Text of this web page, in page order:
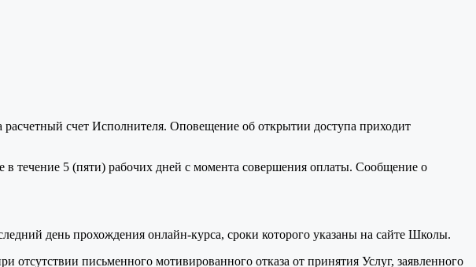
расчетный счет Исполнителя. Оповещение об открытии доступа приходит
течение 5 (пяти) рабочих дней с момента совершения оплаты. Сообщение о
день прохождения онлайн-курса, сроки которого указаны на сайте Школы.
письменного мотивированного отказа от принятия Услуг, заявленного